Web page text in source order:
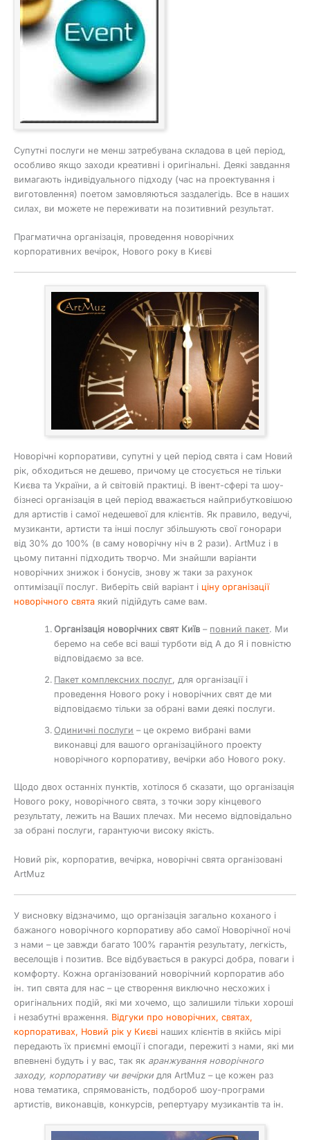
Супутні послуги не менш затребувана складова в цей період,
особливо якщо заходи креативні і оригінальні. Деякі завдання
вимагають індивідуального підходу (час на проектування і
виготовлення) поетом замовляються заздалегідь. Все в наших
силах, ви можете не переживати на позитивний результат.
Прагматична організація, проведення новорічних
корпоративних вечірок, Нового року в Києві
Новорічні корпоративи, супутні у цей період свята і сам Новий
рік, обходиться не дешево, причому це стосується не тільки
Києва та України, а й світовій практиці. В івент-сфері та шоу-
бізнесі організація в цей період вважається найприбутковішою
для артистів і самої недешевої для клієнтів. Як правило, ведучі,
музиканти, артисти та інші послуг збільшують свої гонорари
від 30% до 100% (в саму новорічну ніч в 2 рази). ArtMuz і в
цьому питанні підходить творчо. Ми знайшли варіанти
новорічних знижок і бонусів, знову ж таки за рахунок
оптимізації послуг. Виберіть свій варіант і ціну організації
новорічного свята який підійдуть саме вам.
Організація новорічних свят Київ – повний пакет. Ми
беремо на себе всі ваші турботи від А до Я і повністю
відповідаємо за все.
Пакет комплексних послуг, для організації і
проведення Нового року і новорічних свят де ми
відповідаємо тільки за обрані вами деякі послуги.
Одиничні послуги – це окремо вибрані вами
виконавці для вашого організаційного проекту
новорічного корпоративу, вечірки або Нового року.
Щодо двох останніх пунктів, хотілося б сказати, що організація
Нового року, новорічного свята, з точки зору кінцевого
результату, лежить на Ваших плечах. Ми несемо відповідально
за обрані послуги, гарантуючи високу якість.
Новий рік, корпоратив, вечірка, новорічні свята організовані
ArtMuz
У висновку відзначимо, що організація загально коханого і
бажаного новорічного корпоративу або самої Новорічної ночі
з нами – це завжди багато 100% гарантія результату, легкість,
веселощів і позитив. Все відбувається в ракурсі добра, поваги і
комфорту. Кожна організований новорічний корпоратив або
ін. тип свята для нас – це створення виключно несхожих і
оригінальних подій, які ми хочемо, що залишили тільки хороші
і незабутні враження. Відгуки про новорічних, святах,
корпоративах, Новий рік у Києві наших клієнтів в якійсь мірі
передають їх приємні емоції і спогади, пережиті з нами, які ми
впевнені будуть і у вас, так як аранжування новорічного
заходу, корпоративу чи вечірки для ArtMuz – це кожен раз
нова тематика, спрямованість, подбороб шоу-програми
артистів, виконавців, конкурсів, репертуару музикантів та ін.